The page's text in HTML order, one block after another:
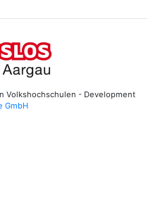
Volkshochschulen - Development
GmbH